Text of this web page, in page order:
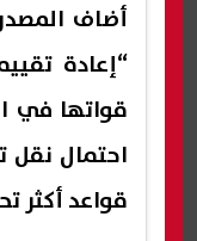
أضاف
“إعادة
قواتها في
احتمال نقل
قواعد أكثر